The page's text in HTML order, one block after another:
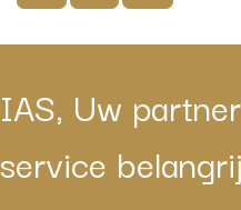
IAS, Uw
service